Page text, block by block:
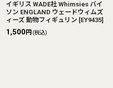
イギリス WADE社 Whimsies バイ
ソン ENGLAND ウェードウィムズ
ィーズ 動物フィギュリン [EY9435]
1,500円 (税込)